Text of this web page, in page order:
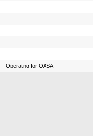
Operating for OASA